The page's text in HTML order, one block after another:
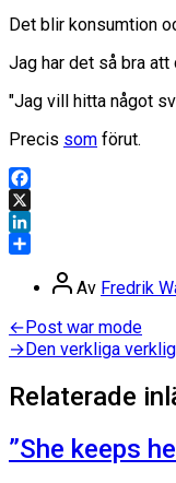
Det blir konsumtion
Jag har det så bra
"Jag vill hitta något
Precis som förut.
Facebook
X
LinkedIn
Av Fredrik
←Föregående
inlägg:
Post war mode
→Nästa
Den verkliga
Relaterade
”She keeps